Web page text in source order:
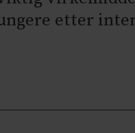
etter